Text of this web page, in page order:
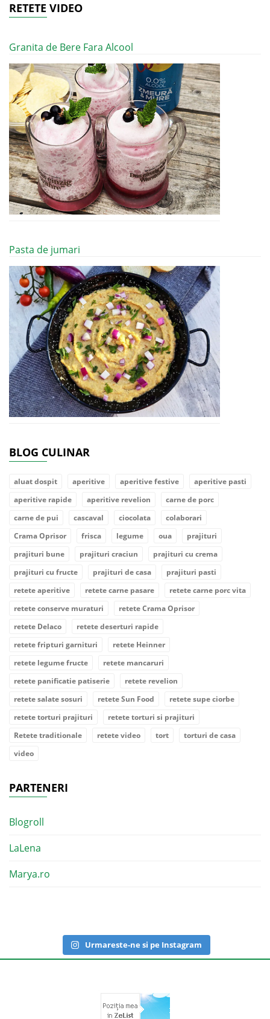
RETETE VIDEO
Granita de Bere Fara Alcool
Pasta de jumari
BLOG CULINAR
aluat dospit aperitive aperitive festive
aperitive pasti
aperitive rapide
aperitive revelion
carne de porc
carne de pui
cascaval ciocolata
colaborari
Crama Oprisor
frisca legume oua
prajituri
prajituri bune
prajituri craciun
prajituri cu crema
prajituri cu fructe
prajituri de casa
prajituri pasti
retete aperitive
retete carne pasare
retete carne porc vita
retete conserve muraturi
retete Crama Oprisor
retete Delaco
retete deserturi rapide
retete fripturi garnituri
retete Heinner
retete legume fructe
retete mancaruri
retete panificatie patiserie
retete revelion
retete salate sosuri
retete Sun Food
retete supe ciorbe
retete torturi prajituri
retete torturi si prajituri
Retete traditionale
retete video tort
torturi de casa
video
PARTENERI
Blogroll
LaLena
Marya.ro
Urmareste-ne si pe Instagram